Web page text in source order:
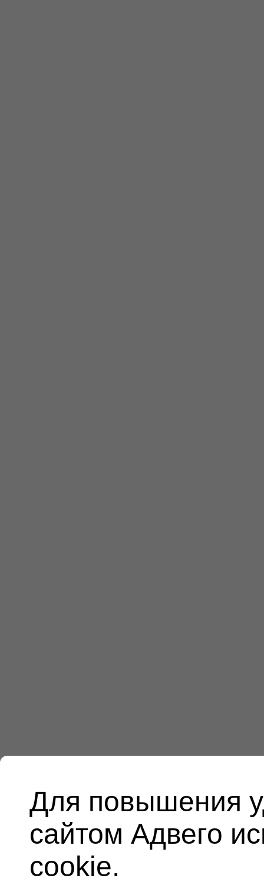
Для повышения
сайтом Адвего
cookie.